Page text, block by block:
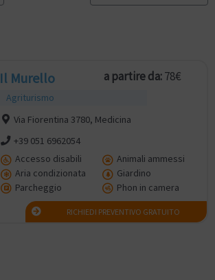
Il Murello
Agriturismo
a partire da:78€
Via Fiorentina 3780, Medicina
+39 051 6962054
Accesso disabili
Animali ammessi
Aria condizionata
Giardino
Parcheggio
Phon in camera
RICHIEDI PREVENTIVO GRATUITO